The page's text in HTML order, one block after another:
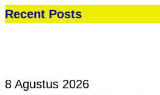
Recent Posts
8 Agustus 2026